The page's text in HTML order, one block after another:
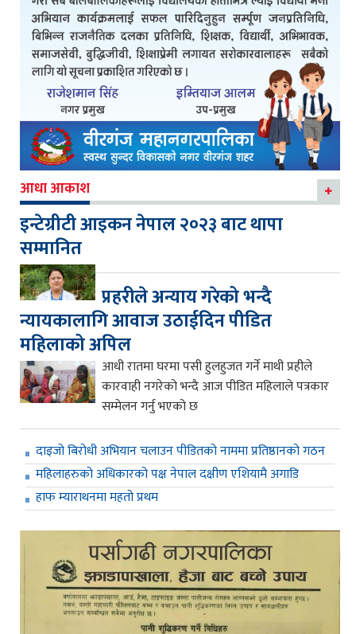
आधा आकाश
इन्टेग्रीटी आइकन नेपाल २०२३ बाट थापा
सम्मानित
प्रहरीले अन्याय गरेको भन्दै
न्यायकालागि आवाज उठाईदिन पीडित
महिलाको अपिल
आधी रातमा घरमा पसी हुलहुजत गर्ने माथी प्रहीले
कारवाही नगरेको भन्दै आज पीडित महिलाले पत्रकार
सम्मेलन गर्नु भएको छ
दाइजो बिरोधी अभियान चलाउन पीडितको नाममा प्रतिष्ठानको गठन
महिलाहरुको अधिकारको पक्ष नेपाल दक्षीण एशियामै अगाडि
हाफ म्याराथनमा महतो प्रथम